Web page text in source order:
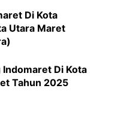
Di Kota
Utara Maret
Di Kota
Tahun 2025